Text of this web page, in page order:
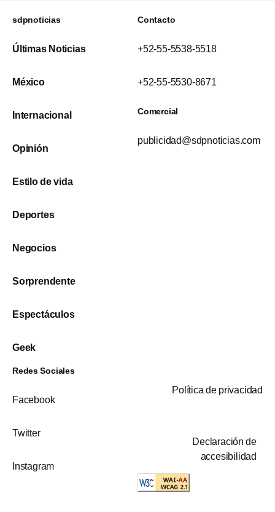
sdpnoticias
Últimas Noticias
México
Internacional
Opinión
Estilo de vida
Deportes
Negocios
Sorprendente
Espectáculos
Geek
Contacto
+52-55-5538-5518
+52-55-5530-8671
Comercial
publicidad@sdpnoticias.com
Redes Sociales
Facebook
Twitter
Instagram
Política de privacidad
Declaración de
accesibilidad